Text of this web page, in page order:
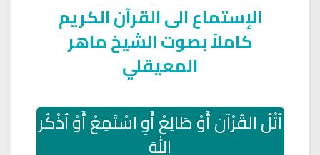
الإستماع الى القرآن الكريم
كاملاً بصوت الشيخ ماهر
المعيقلي
اُتْلُ القُرْآنَ أَوْ طَالِعْ أَوِ اسْتَمِعْ أَوْ اُذْكُرِ
اللهَ